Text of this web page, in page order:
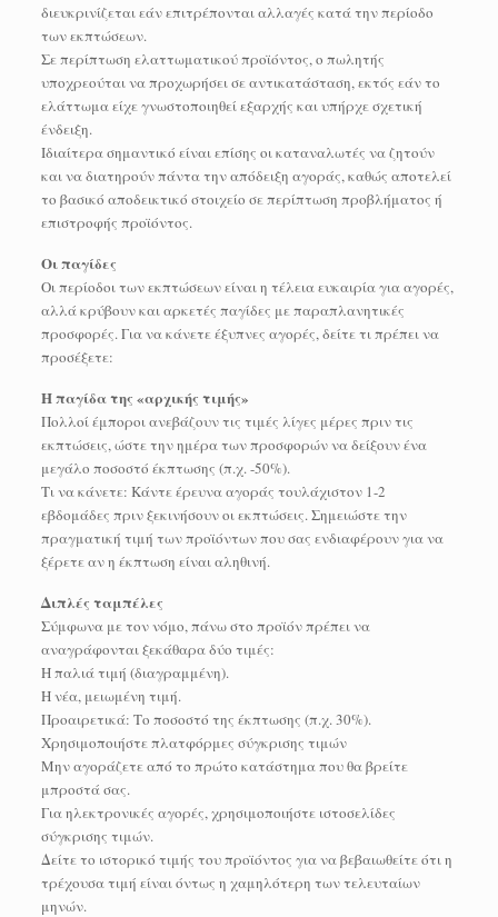
διευκρινίζεται εάν επιτρέπονται αλλαγές κατά την περίοδο
των εκπτώσεων.
Σε περίπτωση ελαττωματικού προϊόντος, ο πωλητής
υποχρεούται να προχωρήσει σε αντικατάσταση, εκτός εάν το
ελάττωμα είχε γνωστοποιηθεί εξαρχής και υπήρχε σχετική
ένδειξη.
Ιδιαίτερα σημαντικό είναι επίσης οι καταναλωτές να ζητούν
και να διατηρούν πάντα την απόδειξη αγοράς, καθώς αποτελεί
το βασικό αποδεικτικό στοιχείο σε περίπτωση προβλήματος ή
επιστροφής προϊόντος.
Οι παγίδες
Οι περίοδοι των εκπτώσεων είναι η τέλεια ευκαιρία για αγορές,
αλλά κρύβουν και αρκετές παγίδες με παραπλανητικές
προσφορές. Για να κάνετε έξυπνες αγορές, δείτε τι πρέπει να
προσέξετε:
Η παγίδα της «αρχικής τιμής»
Πολλοί έμποροι ανεβάζουν τις τιμές λίγες μέρες πριν τις
εκπτώσεις, ώστε την ημέρα των προσφορών να δείξουν ένα
μεγάλο ποσοστό έκπτωσης (π.χ. -50%).
Τι να κάνετε: Κάντε έρευνα αγοράς τουλάχιστον 1-2
εβδομάδες πριν ξεκινήσουν οι εκπτώσεις. Σημειώστε την
πραγματική τιμή των προϊόντων που σας ενδιαφέρουν για να
ξέρετε αν η έκπτωση είναι αληθινή.
Διπλές ταμπέλες
Σύμφωνα με τον νόμο, πάνω στο προϊόν πρέπει να
αναγράφονται ξεκάθαρα δύο τιμές:
Η παλιά τιμή (διαγραμμένη).
Η νέα, μειωμένη τιμή.
Προαιρετικά: Το ποσοστό της έκπτωσης (π.χ. 30%).
Χρησιμοποιήστε πλατφόρμες σύγκρισης τιμών
Μην αγοράζετε από το πρώτο κατάστημα που θα βρείτε
μπροστά σας.
Για ηλεκτρονικές αγορές, χρησιμοποιήστε ιστοσελίδες
σύγκρισης τιμών.
Δείτε το ιστορικό τιμής του προϊόντος για να βεβαιωθείτε ότι η
τρέχουσα τιμή είναι όντως η χαμηλότερη των τελευταίων
μηνών.